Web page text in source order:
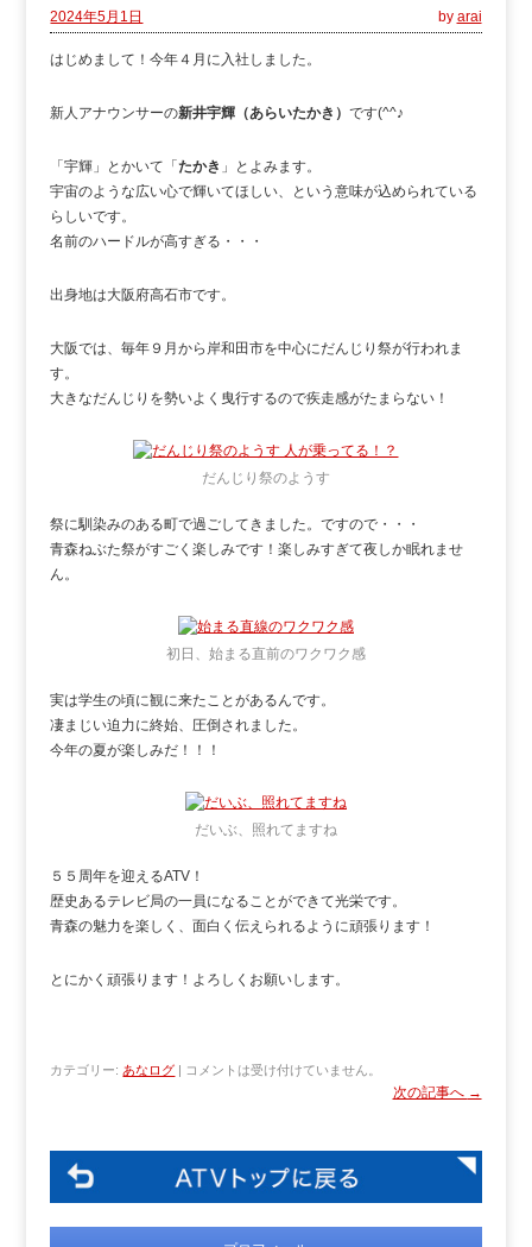
2024年5月1日 by arai
はじめまして！今年４月に入社しました。
新人アナウンサーの新井宇輝（あらいたかき）です(^^♪
「宇輝」とかいて「たかき 」とよみます。
宇宙のような広い心で輝いてほしい、という意味が込められている
らしいです。
名前のハードルが高すぎる・・・
出身地は大阪府高石市です。
大阪では、毎年９月から岸和田市を中心にだんじり祭が行われま
す。
大きなだんじりを勢いよく曳行するので疾走感がたまらない！
だんじり祭のようす
祭に馴染みのある町で過ごしてきました。ですので・・・
青森ねぶた祭がすごく楽しみです！楽しみすぎて夜しか眠れませ
ん。
初日、始まる直前のワクワク感
実は学生の頃に観に来たことがあるんです。
凄まじい迫力に終始、圧倒されました。
今年の夏が楽しみだ！！！
だいぶ、照れてますね
５５周年を迎えるATV！
歴史あるテレビ局の一員になることができて光栄です。
青森の魅力を楽しく、面白く伝えられるように頑張ります！
とにかく頑張ります！よろしくお願いします。
カテゴリー: あなログ コメントは受け付けていません。
次の記事へ →